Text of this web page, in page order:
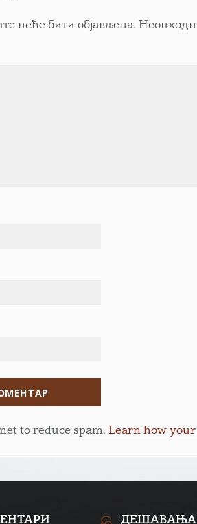
неће бити објављена.
to reduce spam.Learn how your
ДЕШАВАЊА